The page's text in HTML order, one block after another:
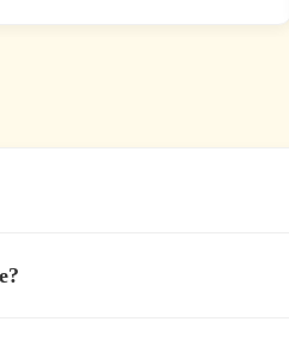
правило: